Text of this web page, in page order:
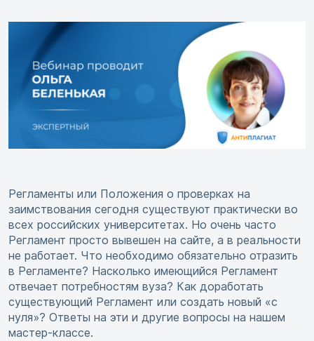
Регламенты или Положения о проверках на
заимствования сегодня существуют практически во
всех российских университетах. Но очень часто
Регламент просто вывешен на сайте, а в реальности
не работает. Что необходимо обязательно отразить
в Регламенте? Насколько имеющийся Регламент
отвечает потребностям вуза? Как доработать
существующий Регламент или создать новый «с
нуля»? Ответы на эти и другие вопросы на нашем
мастер-классе.